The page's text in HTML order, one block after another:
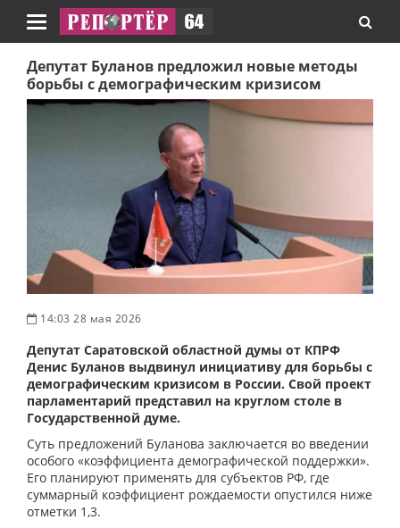
Навигация
Депутат Буланов предложил новые методы
борьбы с демографическим кризисом
14:03 28 мая 2026
Депутат Саратовской областной думы от КПРФ
Денис Буланов выдвинул инициативу для борьбы с
демографическим кризисом в России. Свой проект
парламентарий представил на круглом столе в
Государственной думе.
Суть предложений Буланова заключается во введении
особого «коэффициента демографической поддержки».
Его планируют применять для субъектов РФ, где
суммарный коэффициент рождаемости опустился ниже
отметки 1,3.